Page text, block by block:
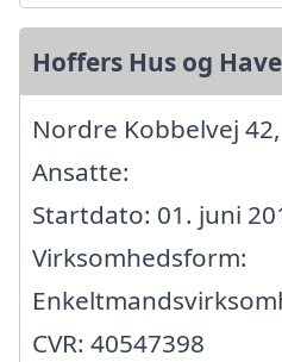
Hoffers Hus og
Nordre Kobbelvej
Ansatte:
Startdato: 01. juni
Virksomhedsform:
CVR: 40547398